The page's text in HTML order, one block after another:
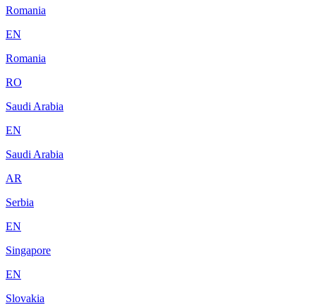
Romania
EN
Romania
RO
Saudi Arabia
EN
Saudi Arabia
AR
Serbia
EN
Singapore
EN
Slovakia